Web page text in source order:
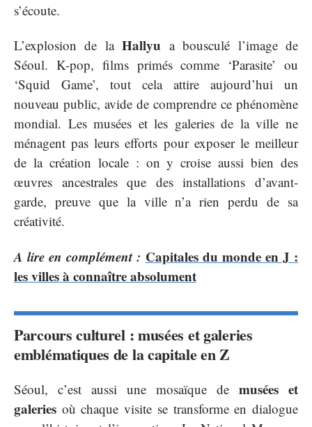
s’écoute.
L’explosion de laHallyu a bousculé l’image de
Séoul. K-pop, films primés comme ‘Parasite’ ou
‘Squid Game’, tout cela attire aujourd’hui un
nouveau public, avide de comprendre ce phénomène
mondial. Les musées et les galeries de la ville ne
ménagent pas leurs efforts pour exposer le meilleur
de la création locale : on y croise aussi bien des
œuvres ancestrales que des installations d’avant-
garde, preuve que la ville n’a rien perdu de sa
créativité.
A lire en complément : Capitales du monde en J :
les villes à connaître absolument
Parcours culturel : musées et galeries
emblématiques de la capitale en Z
Séoul, c’est aussi une mosaïque de musées et
galeries où chaque visite se transforme en dialogue